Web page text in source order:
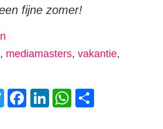
fijne zomer!
, mediamasters, vakantie,
Twitter
Facebook
LinkedIn
WhatsApp